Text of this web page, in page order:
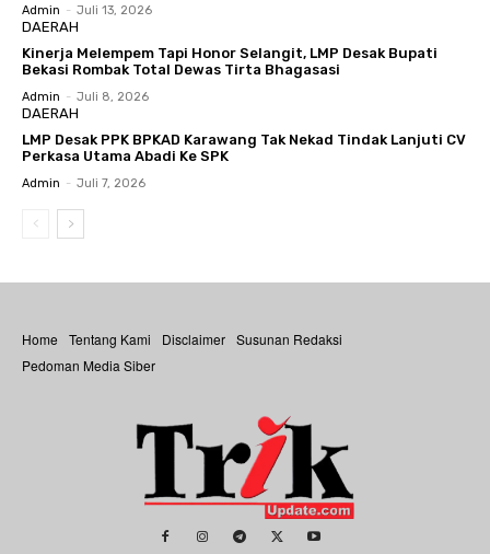
Admin - Juli 13, 2026
DAERAH
Kinerja Melempem Tapi Honor Selangit, LMP Desak Bupati
Bekasi Rombak Total Dewas Tirta Bhagasasi
Admin - Juli 8, 2026
DAERAH
LMP Desak PPK BPKAD Karawang Tak Nekad Tindak Lanjuti CV
Perkasa Utama Abadi Ke SPK
Admin - Juli 7, 2026
Home Tentang Kami Disclaimer Susunan Redaksi
Pedoman Media Siber